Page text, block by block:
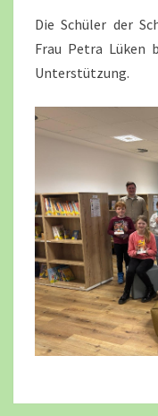
Die Schüler der
Frau Petra Lüken
Unterstützung.